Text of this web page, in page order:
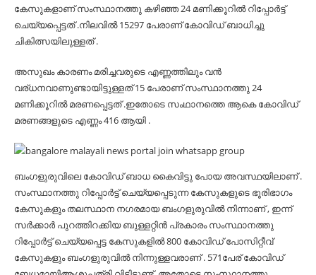
കേസുകളാണ് സംസ്ഥാനത്തു കഴിഞ്ഞ 24 മണിക്കൂറിൽ റിപ്പോർട്ട്
ചെയ്യപ്പെട്ടത് .നിലവിൽ 15297 പേരാണ് കോവിഡ് ബാധിച്ചു
ചികിത്സയിലുള്ളത് .
അസുഖം കാരണം മരിച്ചവരുടെ എണ്ണത്തിലും വൻ
വര്ധനവാണുണ്ടായിട്ടുള്ളത് 15 പേരാണ് സംസ്ഥാനത്തു 24
മണിക്കൂറിൽ മരണപ്പെട്ടത് .ഇതോടെ സംഥാനത്തെ ആകെ കോവിഡ്
മരണങ്ങളുടെ എണ്ണം 416 ആയി .
ബംഗളുരുവിലെ കോവിഡ് ബാധ കൈവിട്ടു പോയ അവസ്ഥയിലാണ് .
സംസ്ഥാനത്തു റിപ്പോർട്ട് ചെയ്യപ്പെടുന്ന കേസുകളുടെ ഭൂരിഭാഗം
കേസുകളും തലസ്ഥാന നഗരമായ ബംഗളുരുവിൽ നിന്നാണ് , ഇന്ന്
സർക്കാർ പുറത്തിറക്കിയ ബുള്ളറ്റിൻ പ്രകാരം സംസ്ഥാനത്തു
റിപ്പോർട്ട് ചെയ്യപ്പെട്ട കേസുകളിൽ 800 കോവിഡ് പോസിറ്റീവ്
കേസുകളും ബംഗളുരുവിൽ നിന്നുള്ളവരാണ് . 571പേര് കോവിഡ്